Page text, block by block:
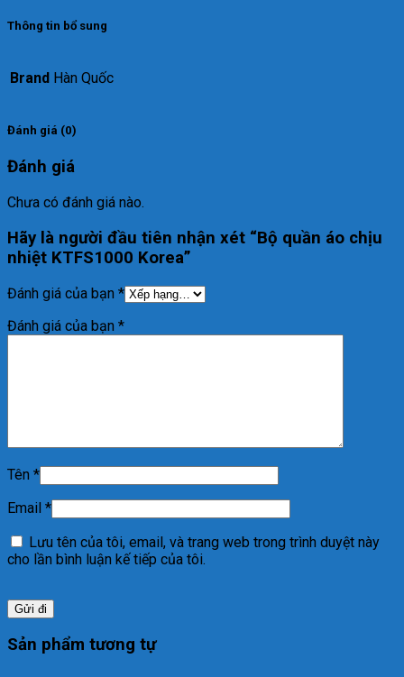
Thông tin bổ sung
Brand Hàn Quốc
Đánh giá (0)
Đánh giá
Chưa có đánh giá nào.
Hãy là người đầu tiên nhận xét “Bộ quần áo chịu
nhiệt KTFS1000 Korea”
Đánh giá của bạn *
Đánh giá của bạn *
Tên *
Email *
Lưu tên của tôi, email, và trang web trong trình duyệt này
cho lần bình luận kế tiếp của tôi.
Sản phẩm tương tự